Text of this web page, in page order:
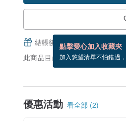
點擊愛心加入收藏夾
加入慾望清單不怕錯過
結帳後填寫並分享，免費幫
此商品目前沒現貨，你可以按
優惠活動 看全部 (2)